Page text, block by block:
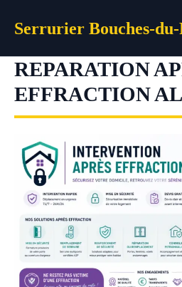
Serrurier Bouches-du-
REPARATION
EFFRACTION